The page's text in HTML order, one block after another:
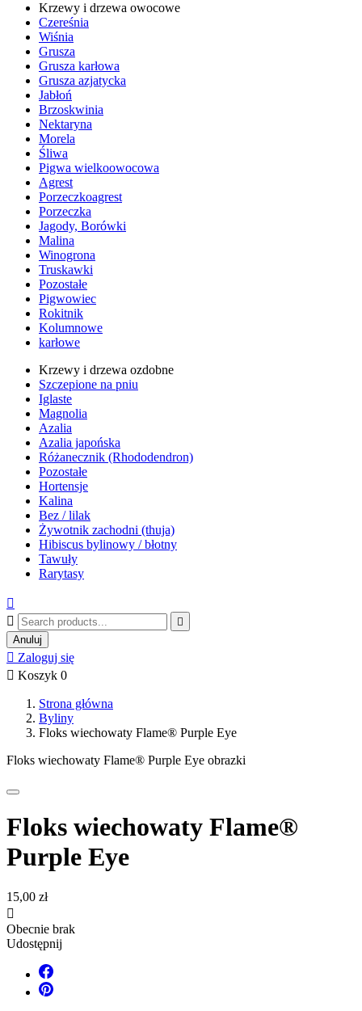
Krzewy i drzewa owocowe
Czereśnia
Wiśnia
Grusza
Grusza karłowa
Grusza azjatycka
Jabłoń
Brzoskwinia
Nektaryna
Morela
Śliwa
Pigwa wielkoowocowa
Agrest
Porzeczkoagrest
Porzeczka
Jagody, Borówki
Malina
Winogrona
Truskawki
Pozostałe
Pigwowiec
Rokitnik
Kolumnowe
karłowe
Krzewy i drzewa ozdobne
Szczepione na pniu
Iglaste
Magnolia
Azalia
Azalia japońska
Różanecznik (Rhododendron)
Pozostałe
Hortensje
Kalina
Bez / lilak
Żywotnik zachodni (thuja)
Hibiscus bylinowy / błotny
Tawuły
Rarytasy



Anuluj
 Zaloguj się
 Koszyk 0
Strona główna
Byliny
Floks wiechowaty Flame® Purple Eye
Floks wiechowaty Flame® Purple Eye obrazki
Floks wiechowaty Flame®
Purple Eye
15,00 zł

Obecnie brak
Udostępnij